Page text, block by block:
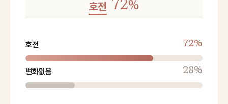
호전 %
호전 72%
변화없음 28%